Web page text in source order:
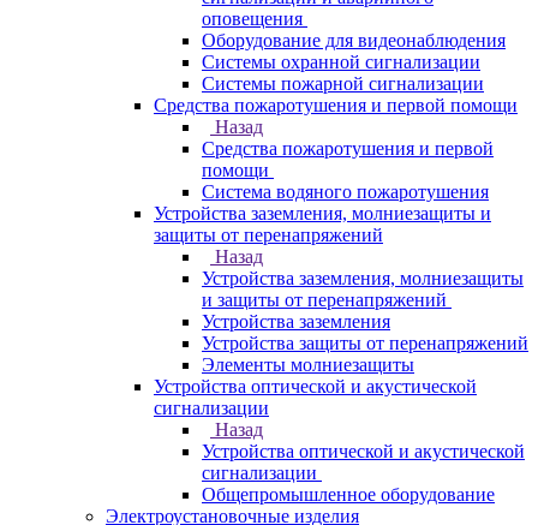
оповещения
Оборудование для видеонаблюдения
Системы охранной сигнализации
Системы пожарной сигнализации
Средства пожаротушения и первой помощи
Назад
Средства пожаротушения и первой
помощи
Система водяного пожаротушения
Устройства заземления, молниезащиты и
защиты от перенапряжений
Назад
Устройства заземления, молниезащиты
и защиты от перенапряжений
Устройства заземления
Устройства защиты от перенапряжений
Элементы молниезащиты
Устройства оптической и акустической
сигнализации
Назад
Устройства оптической и акустической
сигнализации
Общепромышленное оборудование
Электроустановочные изделия